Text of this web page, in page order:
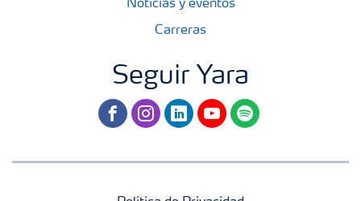
Noticias y eventos
Carreras
Seguir Yara
facebookinstagram
linkedinyoutubespotify